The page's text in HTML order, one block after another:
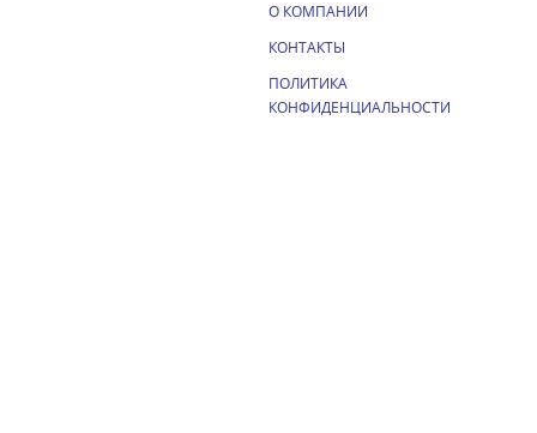
О КОМПАНИИ
КОНТАКТЫ
ПОЛИТИКА
КОНФИДЕНЦИАЛЬНОСТИ